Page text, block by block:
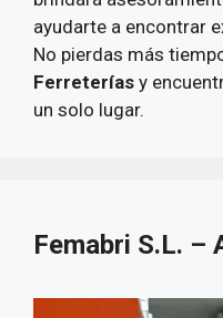
ayudarte a encontrar
No pierdas más
Ferreterías y
un solo lugar.
Femabri S.L. –